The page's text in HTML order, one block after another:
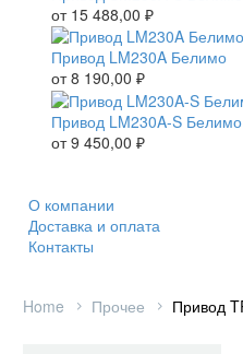
от 15 488,00 ₽
Привод LM230A Белимо
от8 190,00 ₽
Привод LM230A-S Белимо
от9 450,00 ₽
О компании
Доставка и оплата
Контакты
Home Прочее Привод